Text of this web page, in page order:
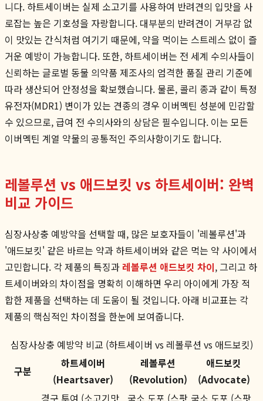
니다. 하트세이버는 실제 소고기를 사용하여 반려견의 입맛을 사
로잡는 높은 기호성을 자랑합니다. 대부분의 반려견이 거부감 없
이 맛있는 간식처럼 여기기 때문에, 약을 먹이는 스트레스 없이 즐
거운 예방이 가능합니다. 또한, 하트세이버는 전 세계 수의사들이
신뢰하는 글로벌 동물 의약품 제조사의 엄격한 품질 관리 기준에
따라 생산되어 안정성을 확보했습니다. 물론, 콜리 종과 같이 특정
유전자(MDR1) 변이가 있는 견종의 경우 이버멕틴 성분에 민감할
수 있으므로, 급여 전 수의사와의 상담은 필수입니다. 이는 모든
이버멕틴 계열 약물의 공통적인 주의사항이기도 합니다.
레볼루션 vs 애드보킷 vs 하트세이버: 완벽
비교 가이드
심장사상충 예방약을 선택할 때, 많은 보호자들이 '레볼루션'과
'애드보킷' 같은 바르는 약과 하트세이버와 같은 먹는 약 사이에서
고민합니다. 각 제품의 특징과 레볼루션 애드보킷 차이, 그리고 하
트세이버와의 차이점을 명확히 이해하면 우리 아이에게 가장 적
합한 제품을 선택하는 데 도움이 될 것입니다. 아래 비교표는 각
제품의 핵심적인 차이점을 한눈에 보여줍니다.
심장사상충 예방약 비교 (하트세이버 vs 레볼루션 vs 애드보킷)
구분
하트세이버
(Heartsaver)
레볼루션
(Revolution)
애드보킷
(Advocate)
경구 투여 (소고기맛
국소 도포 (스팟 국소 도포 (스팟